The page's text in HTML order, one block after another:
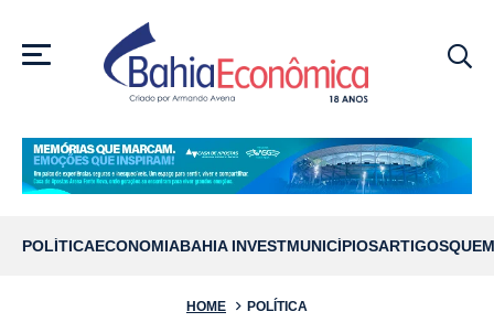
MENU
POLÍTICAECONOMIABAHIA INVESTMUNICÍPIOSARTIGOS
HOME POLÍTICA